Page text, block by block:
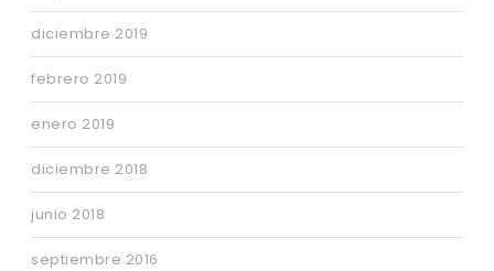
diciembre 2019
febrero 2019
enero 2019
diciembre 2018
junio 2018
septiembre 2016